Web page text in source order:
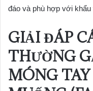
đáo và phù hợp với khẩu
GIẢI ĐÁP
THƯỜNG
MÓNG